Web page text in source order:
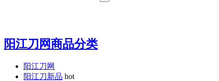
阳江刀网商品分类
阳江刀网
阳江刀新品 hot